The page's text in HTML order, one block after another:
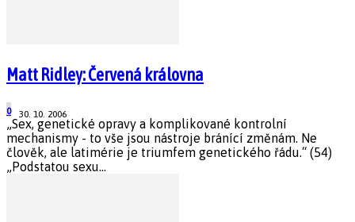
Matt Ridley: Červená královna
30. 10. 2006
0
„Sex, genetické opravy a komplikované kontrolní
mechanismy - to vše jsou nástroje bránící změnám. Ne
člověk, ale latimérie je triumfem genetického řádu.“ (54)
„Podstatou sexu...